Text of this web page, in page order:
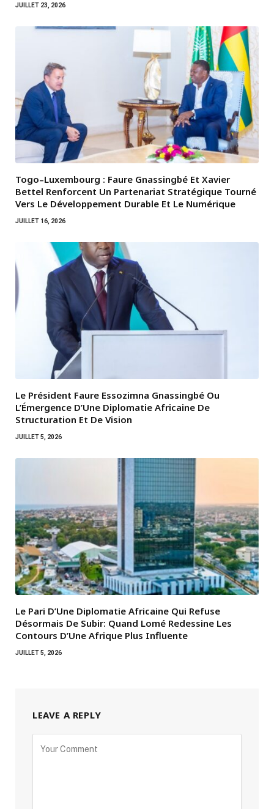
JUILLET 23, 2026
Togo–Luxembourg : Faure Gnassingbé Et Xavier
Bettel Renforcent Un Partenariat Stratégique Tourné
Vers Le Développement Durable Et Le Numérique
JUILLET 16, 2026
Le Président Faure Essozimna Gnassingbé Ou
L’Émergence D’Une Diplomatie Africaine De
Structuration Et De Vision
JUILLET 5, 2026
Le Pari D’Une Diplomatie Africaine Qui Refuse
Désormais De Subir: Quand Lomé Redessine Les
Contours D’Une Afrique Plus Influente
JUILLET 5, 2026
LEAVE A REPLY